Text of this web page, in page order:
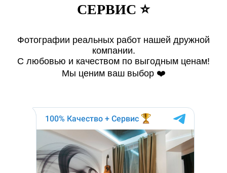
СЕРВИС ⭐️
Фотографии реальных работ нашей дружной
компании.
С любовью и качеством по выгодным ценам!
Мы ценим ваш выбор ❤️